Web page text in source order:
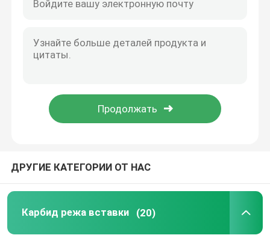
Лобовые фрезы карбида
ДРУГИЕ КАТЕГОРИИ ОТ НАС
Карбид режа вставки (20)